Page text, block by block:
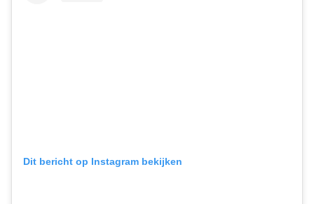
Dit bericht op Instagram bekijken